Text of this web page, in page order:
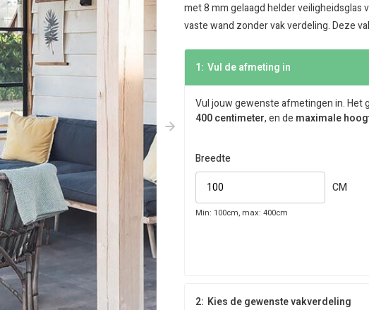
met 8 mm gelaagd helder
vaste wand zonder vak verdeling. Deze
1: Vul de afmeting in
Vul jouw gewenste afmetingen in. Het
400 centimeter, en de maximale
Breedte
CM
Min: 100cm, max: 400cm
2: Kies de gewenste vakverdeling